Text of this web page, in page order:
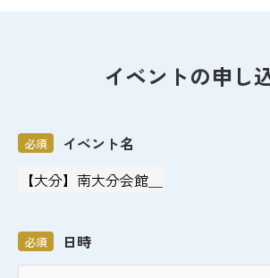
イベントの申し
イベント名
必須
日時
必須